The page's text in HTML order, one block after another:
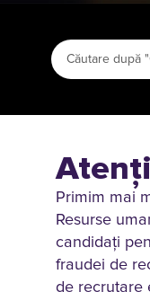
Primim mai
Resurse
candidați
fraudei de
de recrutare